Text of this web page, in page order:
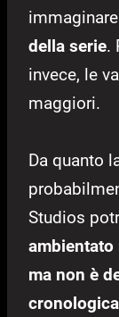
immaginare
della serie.
invece, le
maggiori.
Da quanto
Studios
ambientato
ma non è